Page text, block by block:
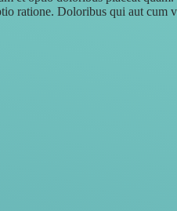
ratione. Doloribus qui aut cum